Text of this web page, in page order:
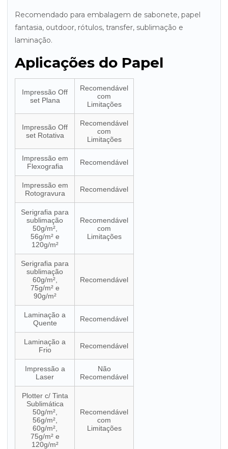
Recomendado para embalagem de sabonete, papel
fantasia, outdoor, rótulos, transfer, sublimação e
laminação.
Aplicações do Papel
Impressão Off
set Plana
Recomendável
com
Limitações
Impressão Off
set Rotativa
Recomendável
com
Limitações
Impressão em
Flexografia
Recomendável
Impressão em
Rotogravura
Recomendável
Serigrafia para
sublimação
50g/m²,
56g/m² e
120g/m²
Recomendável
com
Limitações
Serigrafia para
sublimação
60g/m²,
75g/m² e
90g/m²
Recomendável
Laminação a
Quente
Recomendável
Laminação a
Frio
Recomendável
Impressão a
Laser
Não
Recomendável
Plotter c/ Tinta
Sublimática
50g/m²,
56g/m²,
60g/m²,
75g/m² e
120g/m²
Recomendável
com
Limitações